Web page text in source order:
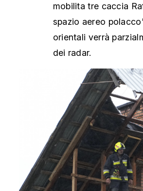
mobilita tre caccia
spazio aereo
orientali verrà
dei radar.